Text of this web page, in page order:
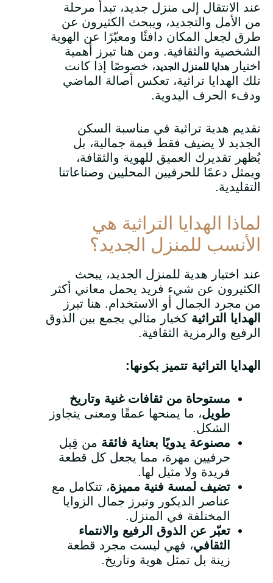
عند الانتقال إلى منزل جديد، تبدأ مرحلة
من الأمل والتجديد، ويبحث الكثيرون عن
طرق لجعل المكان دافئًا ومعبّرًا عن الهوية
الشخصية والثقافية. ومن هنا تبرز أهمية
اختيار
هدايا للمنزل الجديد، خصوصًا إذا كانت
تلك الهدايا تراثية، تعكس أصالة الماضي
ودفء الحرف اليدوية.
تقديم هدية تراثية في مناسبة السكن
الجديد لا يضيف فقط قيمة جمالية، بل
يُظهر تقديرك العميق للهوية والثقافة،
ويمثل دعمًا للحرفيين المحليين وصناعاتنا
التقليدية.
لماذا الهدايا التراثية هي
الأنسب للمنزل الجديد؟
عند اختيار هدية للمنزل الجديد، يبحث
الكثيرون عن شيء فريد يحمل معاني أكثر
من مجرد الجمال أو الاستخدام. هنا تبرز
الهدايا التراثية كخيار مثالي يجمع بين الذوق
الرفيع والرمزية الثقافية.
الهدايا التراثية تتميز بكونها:
مستوحاة من ثقافات غنية وتاريخ
طويل، ما يمنحها عمقًا ومعنى يتجاوز
الشكل.
مصنوعة يدويًا بعناية فائقة من قِبل
حرفيين مهرة، مما يجعل كل قطعة
فريدة ولا مثيل لها.
تضيف لمسة فنية مميزة، تتكامل مع
عناصر الديكور وتبرز جمال الزوايا
المختلفة في المنزل.
تعبّر عن الذوق الرفيع والانتماء
الثقافي، فهي ليست مجرد قطعة
زينة بل تمثل هوية وتاريخ.